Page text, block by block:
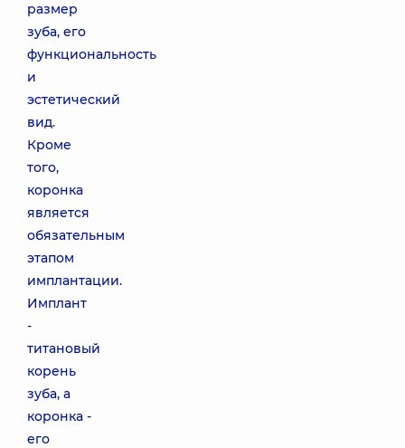
размер
зуба, его
функциональность
и
эстетический
вид.
Кроме
того,
коронка
является
обязательным
этапом
имплантации.
Имплант
-
титановый
корень
зуба, а
коронка -
его